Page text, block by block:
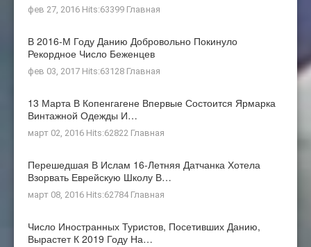
фев 27, 2016 Hits:63399 Главная
В 2016-М Году Данию Добровольно Покинуло
Рекордное Число Беженцев
фев 03, 2017 Hits:63128 Главная
13 Марта В Копенгагене Впервые Состоится Ярмарка
Винтажной Одежды И…
март 02, 2016 Hits:62822 Главная
Перешедшая В Ислам 16-Летняя Датчанка Хотела
Взорвать Еврейскую Школу В…
март 08, 2016 Hits:62784 Главная
Число Иностранных Туристов, Посетивших Данию,
Вырастет К 2019 Году На…